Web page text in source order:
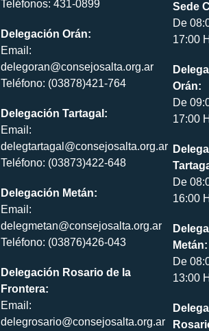
Teléfonos: 431-0899
Delegación Orán:
Email:
delegoran@consejosalta.org.ar
Teléfono: (03878)421-764
Delegación Tartagal:
Email:
delegtartagal@consejosalta.org.ar
Teléfono: (03873)422-648
Delegación Metán:
Email:
delegmetan@consejosalta.org.ar
Teléfono: (03876)426-043
Delegación Rosario de la
Frontera:
Email:
delegrosario@consejosalta.org.ar
Sede
De
17:00
Orán:
De
17:00
De
16:00
Metán:
De
13:00